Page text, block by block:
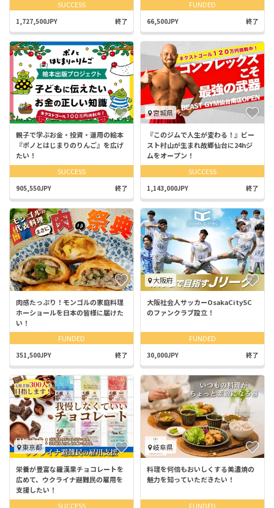
SUCCESS
1,727,500JPY 終了
FUNDED
66,500JPY 終了
親子で学ぶお金・投資・運用の絵本
『ポノとはじまりのりんご』を広げ
たい！
SUCCESS
905,550JPY 終了
宮城県
『このジムで人生が変わる！』ビー
スト村山が生まれ故郷仙台に24hジ
ムをオープン！
SUCCESS
1,143,000JPY 終了
肉感たっぷり！モンゴルの家庭料理
ホーショールを日本の皆様に届けた
い！
FUNDED
351,500JPY 終了
大阪府
大阪社会人サッカーOsakaCitySC
のファンクラブ設立！
FUNDED
30,000JPY 終了
東京都
栄養が豊富な羅漢果チョコレートを
広めて、ウクライナ避難民の雇用を
支援したい！
SUCCESS
岐阜県
料理を何倍もおいしくする美濃焼の
魅力を知っていただきたい！
FUNDED